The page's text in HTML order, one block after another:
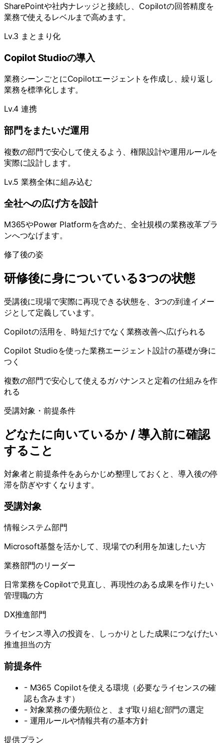
SharePointや社内ナレッジと接続し、Copilotの回答精度を
業務で使えるレベルまで高めます。
Lv.3 まとまり化
Copilot Studioの導入
業務シーンごとにCopilotエージェントを作成し、繰り返し
業務を標準化します。
Lv.4 連携
部門をまたいだ運用
複数の部門で安心して使えるよう、権限設計や運用ルールを
実際に設計します。
Lv.5 業務全体に組み込む
全社への広げ方を設計
M365やPower Platformを含めた、全社規模の業務改革プラ
ンへつなげます。
修了後の姿
研修後に身についている3つの状態
受講後に現場で実際に再現できる状態を、3つの到達イメー
ジとして定義しています。
Copilotの活用を、時短だけでなく業務改善へ広げられる
Copilot Studioを使った業務エージェント設計の基礎が身に
つく
複数の部門で安心して使えるガバナンスと定着の仕組みを作
れる
受講対象・前提条件
どなたに向いているか / 導入前に確認
すること
対象者と前提条件をあらかじめ整理しておくと、導入後の停
滞を防ぎやすくなります。
受講対象
情報システム部門
Microsoft基盤を活かして、現場での利用を加速したい方
業務部門のリーダー
日常業務をCopilotで見直し、再現性のある成果を作りたい
管理職の方
DX推進部門
ライセンス導入の投資を、しっかりとした成果につなげたい
推進担当の方
前提条件
- M365 Copilotを使える環境（必要なライセンスの確
認も含みます）
- 対象業務の優先順位と、まず取り組む部門の選定
- 運用ルールや情報共有の基本方針
提供プラン